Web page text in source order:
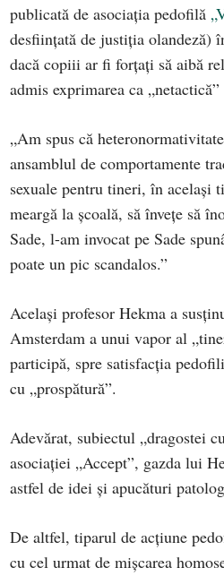
publicată de asociaţia pedofilă
desfiinţată de justiţia olandeză)
dacă copiii ar fi forţaţi să aibă
admis exprimarea ca
„Am spus că
ansamblul de comportamente
sexuale pentru tineri, în acelaşi
meargă la şcoală, să înveţe să
Sade, l-am invocat pe Sade
poate un pic scandalos.”
Acelaşi profesor Hekma a
Amsterdam a unui vapor al
participă, spre satisfacţia
cu „prospătură”.
Adevărat, subiectul „dragostei
asociaţiei „Accept”, gazda lui
astfel de idei şi apucături
De altfel, tiparul de acţiune
cu cel urmat de mişcarea